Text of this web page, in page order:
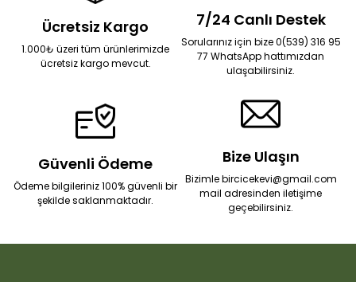
Ücretsiz Kargo
1.000₺ üzeri tüm ürünlerimizde
ücretsiz kargo mevcut.
7/24 Canlı Destek
Sorularınız için bize 0(539) 316 95
77 WhatsApp hattımızdan
ulaşabilirsiniz.
Güvenli Ödeme
Ödeme bilgileriniz 100% güvenli bir
şekilde saklanmaktadır.
Bize Ulaşın
Bizimle bircicekevi@gmail.com
mail adresinden iletişime
geçebilirsiniz.